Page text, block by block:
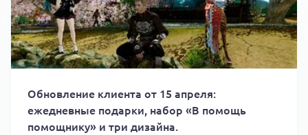
Обновление клиента от 15 апреля:
ежедневные подарки, набор «В помощь
помощнику» и три дизайна.